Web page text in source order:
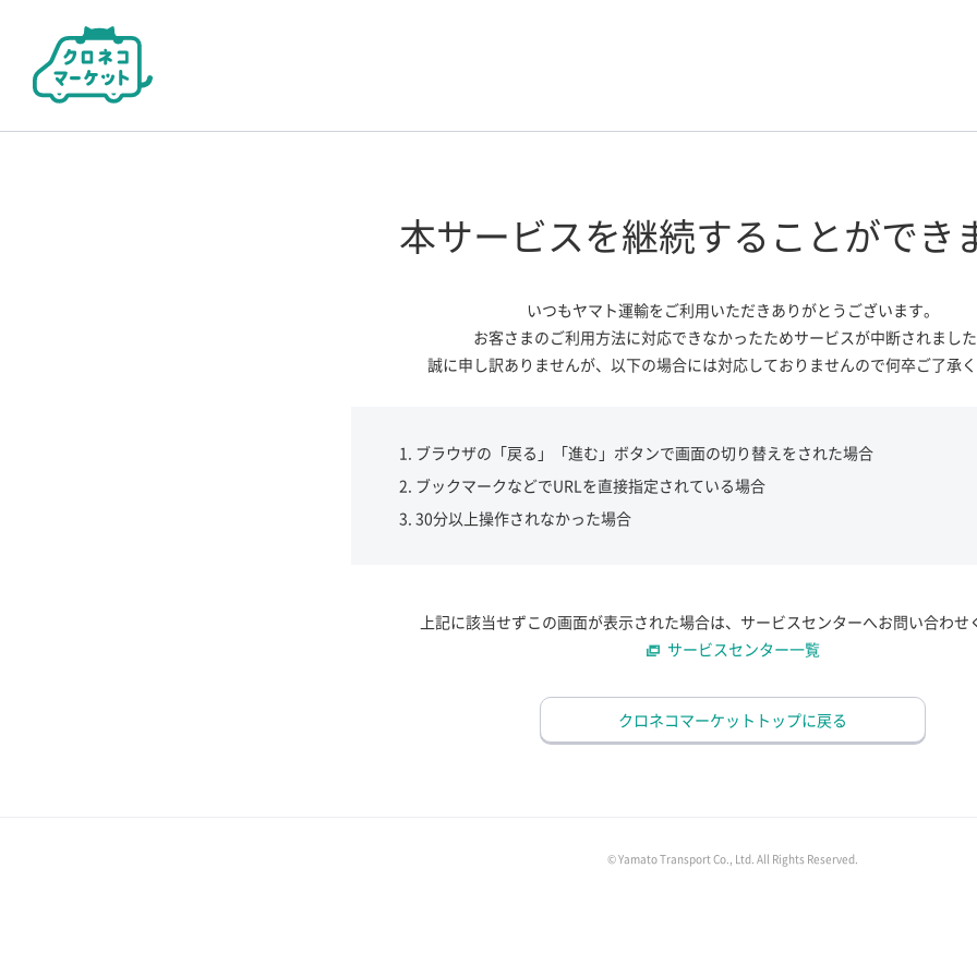
本サービスを継続する ことができ
いつもヤマト運輸をご利用いただきありがとうございます。
お客さまのご利用方法に対応できなかったためサービスが中断されました
誠に申し訳ありませんが、 以下の場合には対応しておりませんので何卒ご了承く
ブラウザの「戻る」「進む」ボタンで画面の切り替えをされた場合
ブックマークなどでURLを直接指定されている場合
30分以上操作されなかった場合
上記に該当せずこの画面が表示された場合は、サービスセンターへお問い合わせ
サービスセンター一覧
クロネコマーケットトップに戻る
© Yamato Transport Co., Ltd. All Rights Reserved.